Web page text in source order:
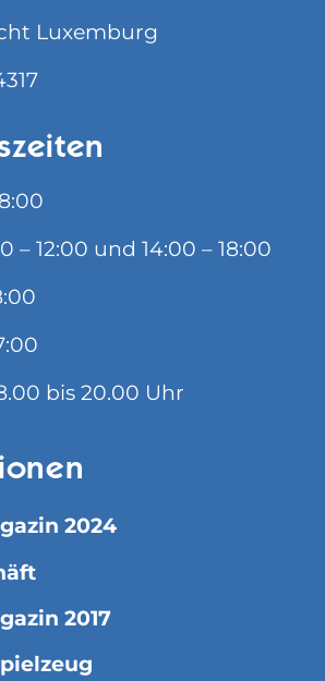
Luxemburg
– 12:00 und 14:00 – 18:00
bis 20.00 Uhr
2024
2017